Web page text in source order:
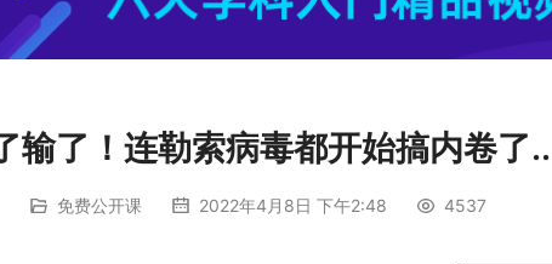
输了！连勒索病毒都开始搞内卷了
免费公开课 2022年4月8日 下午2:48 4537